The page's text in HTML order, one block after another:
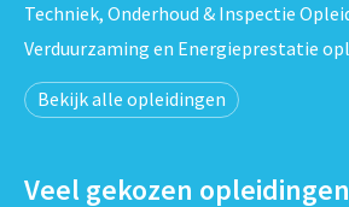
Techniek, Onderhoud & Inspectie
Verduurzaming en Energieprestatie
Bekijk alle opleidingen
Veel gekozen opleidingen